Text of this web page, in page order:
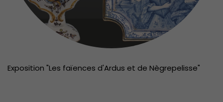
Exposition "Les faïences d'Ardus et de Nègrepelisse"